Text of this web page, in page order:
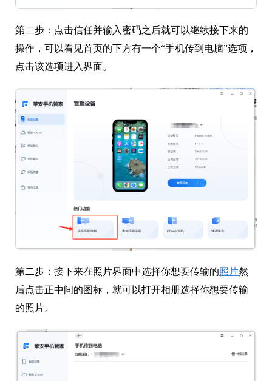
第二步：点击信任并输入密码之后就可以继续接下来的
操作，可以看见首页的下方有一个“手机传到电脑”选项，
点击该选项进入界面。
第二步： 接下来在照片界面中选择你想要传输的照片然
后点击正中间的图标，就可以打开相册选择你想要传输
的照片。